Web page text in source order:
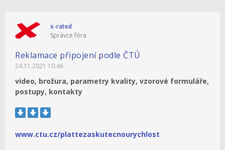
x-rated
Správce fóra
Reklamace připojení podle ČTÚ
24.11.2021 10:46
video, brožura, parametry kvality, vzorové formuláře,
postupy, kontakty
www.ctu.cz/plattezaskutecnourychlost